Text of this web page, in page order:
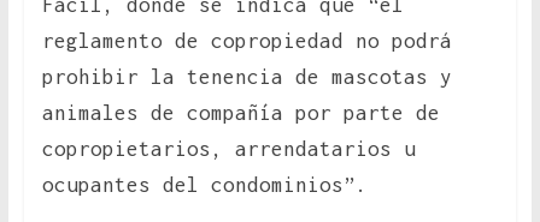
Fácil, donde se indica que “el
reglamento de copropiedad no podrá
prohibir la tenencia de mascotas y
animales de compañía por parte de
copropietarios, arrendatarios u
ocupantes del condominios”.